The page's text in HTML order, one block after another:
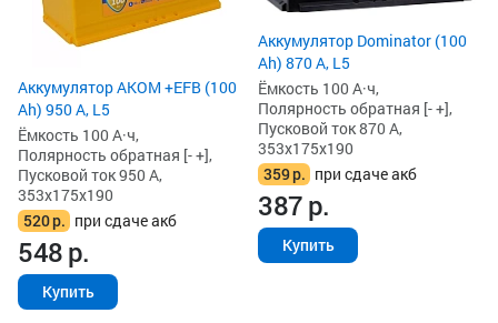
Аккумулятор AKOM +EFB (100
Ah) 950 А, L5
Ёмкость 100 А·ч,
Полярность обратная [- +],
Пусковой ток 950 А,
353x175x190
520р. при сдаче акб
548р.
Купить
Аккумулятор Dominator (100
Ah) 870 А, L5
Ёмкость 100 А·ч,
Полярность обратная [- +],
Пусковой ток 870 А,
353x175x190
359р. при сдаче акб
387р.
Купить